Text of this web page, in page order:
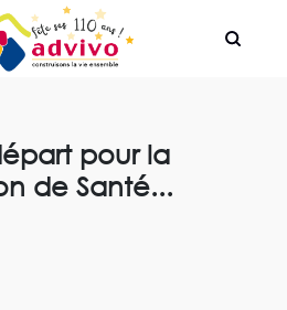
pour la
de Santé...